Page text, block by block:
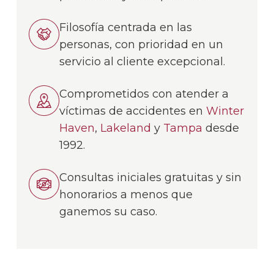
Filosofía centrada en las
personas, con prioridad en un
servicio al cliente excepcional.
Comprometidos con atender a
víctimas de accidentes en Winter
Haven, Lakeland y Tampa desde
1992.
Consultas iniciales gratuitas y sin
honorarios a menos que
ganemos su caso.